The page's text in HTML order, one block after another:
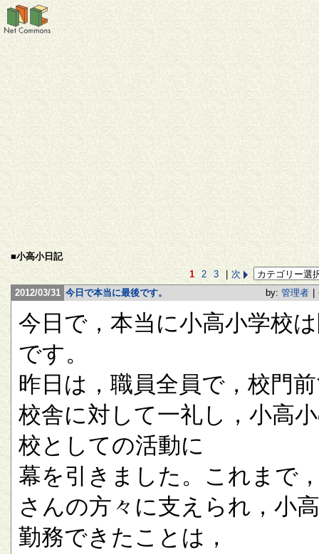
■小高小日記
1
2 3
次
2012/03/31 今日で本当に最後です。 by: 管理者
今日で，本当に小高小学校
です。
昨日は，職員全員で，校門
校舎に対して一礼し，小高
校としての活動に
幕を引きました。これまで
さんの方々に支えられ，小
勤務できたことは，